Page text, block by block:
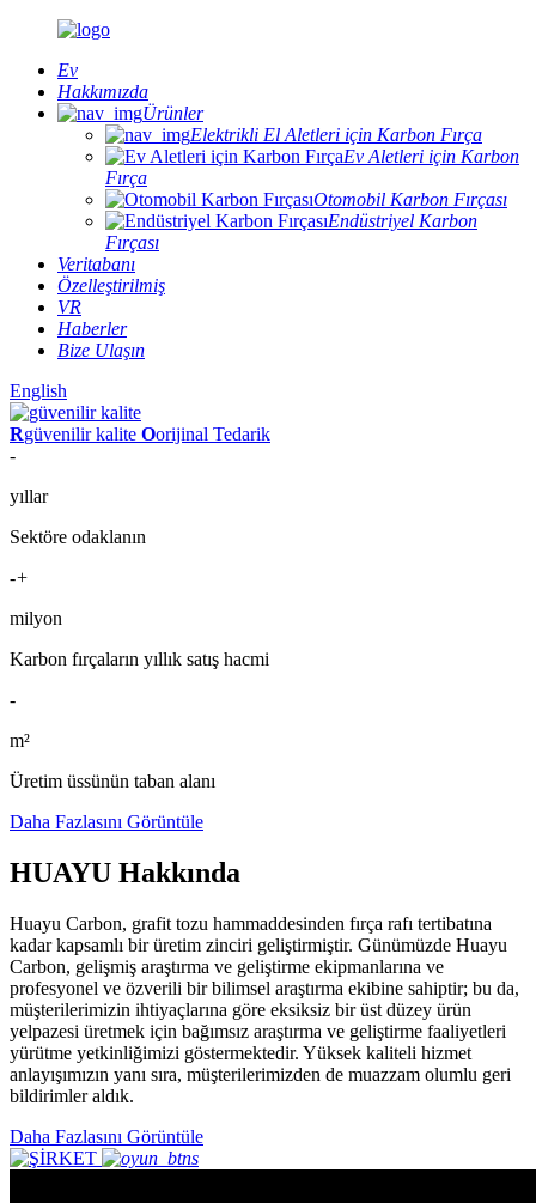
Ev
Hakkımızda
Ürünler
Elektrikli El Aletleri için Karbon Fırça
Ev Aletleri için Karbon
Fırça
Otomobil Karbon Fırçası
Endüstriyel Karbon
Fırçası
Veritabanı
Özelleştirilmiş
VR
Haberler
Bize Ulaşın
English
Rgüvenilir kalite Oorijinal Tedarik
-
yıllar
Sektöre odaklanın
-+
milyon
Karbon fırçaların yıllık satış hacmi
-
m²
Üretim üssünün taban alanı
Daha Fazlasını Görüntüle
HUAYU Hakkında
Huayu Carbon, grafit tozu hammaddesinden fırça rafı tertibatına
kadar kapsamlı bir üretim zinciri geliştirmiştir. Günümüzde Huayu
Carbon, gelişmiş araştırma ve geliştirme ekipmanlarına ve
profesyonel ve özverili bir bilimsel araştırma ekibine sahiptir; bu da,
müşterilerimizin ihtiyaçlarına göre eksiksiz bir üst düzey ürün
yelpazesi üretmek için bağımsız araştırma ve geliştirme faaliyetleri
yürütme yetkinliğimizi göstermektedir. Yüksek kaliteli hizmet
anlayışımızın yanı sıra, müşterilerimizden de muazzam olumlu geri
bildirimler aldık.
Daha Fazlasını Görüntüle